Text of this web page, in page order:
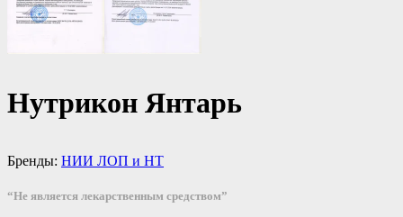
Нутрикон Янтарь
Бренды: НИИ ЛОП и НТ
“Не является лекарственным средством”